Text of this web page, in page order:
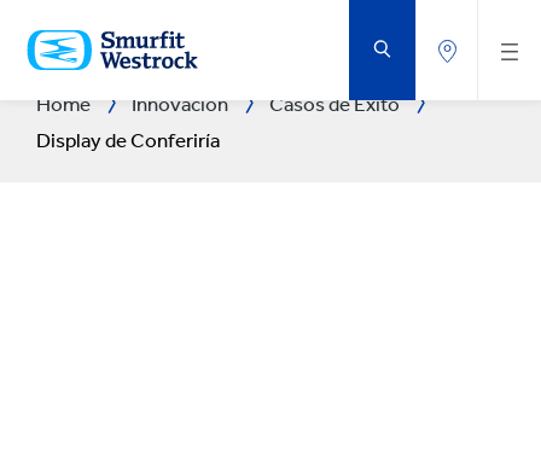
AL
CONTENIDO
PRINCIPAL
Home Innovación
Casos de Éxito
Display de Conferiría